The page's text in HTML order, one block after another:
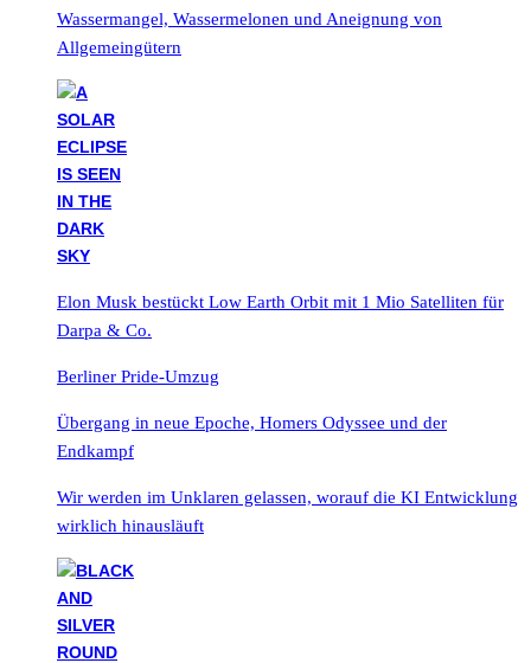
Wassermangel, Wassermelonen und Aneignung von
Allgemeingütern
Elon Musk bestückt Low Earth Orbit mit 1 Mio Satelliten für
Darpa & Co.
Berliner Pride-Umzug
Übergang in neue Epoche, Homers Odyssee und der
Endkampf
Wir werden im Unklaren gelassen, worauf die KI Entwicklung
wirklich hinausläuft